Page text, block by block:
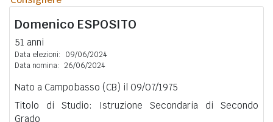
Domenico ESPOSITO
51 anni
Data elezioni:
09/06/2024
Data nomina: 26/06/2024
Nato a Campobasso (CB) il 09/07/1975
Titolo di Studio: Istruzione Secondaria di Secondo
Grado